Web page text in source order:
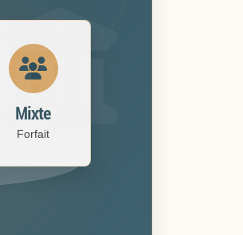
Mixte
Forfait